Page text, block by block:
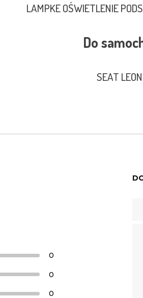
LAMPKE OŚWIETLENIE
Do
SEAT
0
0
0